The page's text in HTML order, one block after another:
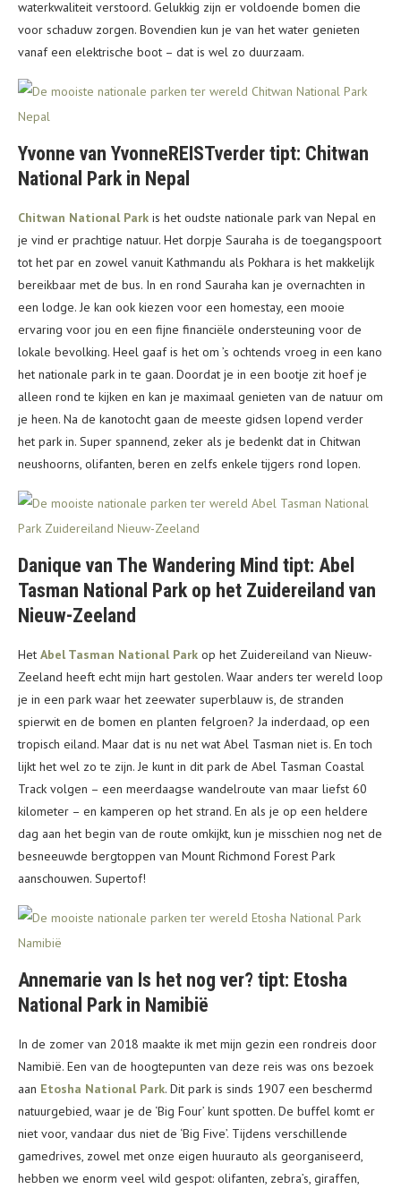
waterkwaliteit verstoord. Gelukkig zijn er voldoende bomen die
voor schaduw zorgen. Bovendien kun je van het water genieten
vanaf een elektrische boot – dat is wel zo duurzaam.
Yvonne van YvonneREISTverder tipt: Chitwan
National Park in Nepal
Chitwan National Park is het oudste nationale park van Nepal en
je vind er prachtige natuur. Het dorpje Sauraha is de toegangspoort
tot het par en zowel vanuit Kathmandu als Pokhara is het makkelijk
bereikbaar met de bus. In en rond Sauraha kan je overnachten in
een lodge. Je kan ook kiezen voor een homestay, een mooie
ervaring voor jou en een fijne financiële ondersteuning voor de
lokale bevolking. Heel gaaf is het om ’s ochtends vroeg in een kano
het nationale park in te gaan. Doordat je in een bootje zit hoef je
alleen rond te kijken en kan je maximaal genieten van de natuur om
je heen. Na de kanotocht gaan de meeste gidsen lopend verder
het park in. Super spannend, zeker als je bedenkt dat in Chitwan
neushoorns, olifanten, beren en zelfs enkele tijgers rond lopen.
Danique van The Wandering Mind tipt: Abel
Tasman National Park op het Zuidereiland van
Nieuw-Zeeland
Het Abel Tasman National Park op het Zuidereiland van Nieuw-
Zeeland heeft echt mijn hart gestolen. Waar anders ter wereld loop
je in een park waar het zeewater superblauw is, de stranden
spierwit en de bomen en planten felgroen? Ja inderdaad, op een
tropisch eiland. Maar dat is nu net wat Abel Tasman niet is. En toch
lijkt het wel zo te zijn. Je kunt in dit park de Abel Tasman Coastal
Track volgen – een meerdaagse wandelroute van maar liefst 60
kilometer – en kamperen op het strand. En als je op een heldere
dag aan het begin van de route omkijkt, kun je misschien nog net de
besneeuwde bergtoppen van Mount Richmond Forest Park
aanschouwen. Supertof!
Annemarie van Is het nog ver? tipt: Etosha
National Park in Namibië
In de zomer van 2018 maakte ik met mijn gezin een rondreis door
Namibië. Een van de hoogtepunten van deze reis was ons bezoek
aan Etosha National Park. Dit park is sinds 1907 een beschermd
natuurgebied, waar je de ‘Big Four’ kunt spotten. De buffel komt er
niet voor, vandaar dus niet de ‘Big Five’. Tijdens verschillende
gamedrives, zowel met onze eigen huurauto als georganiseerd,
hebben we enorm veel wild gespot: olifanten, zebra’s, giraffen,